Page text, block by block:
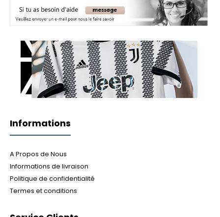
Informations
A Propos de Nous
Informations de livraison
Politique de confidentialité
Termes et conditions